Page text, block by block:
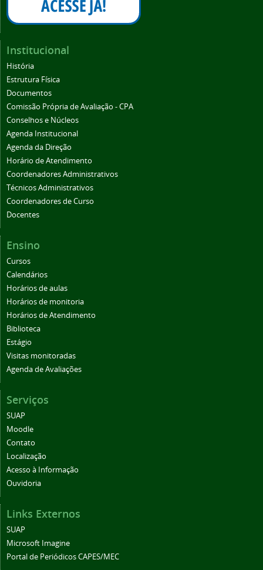
Institucional
História
Estrutura Física
Documentos
Comissão Própria de Avaliação - CPA
Conselhos e Núcleos
Agenda Institucional
Agenda da Direção
Horário de Atendimento
Coordenadores Administrativos
Técnicos Administrativos
Coordenadores de Curso
Docentes
Ensino
Cursos
Calendários
Horários de aulas
Horários de monitoria
Horários de Atendimento
Biblioteca
Estágio
Visitas monitoradas
Agenda de Avaliações
Serviços
SUAP
Moodle
Contato
Localização
Acesso à Informação
Ouvidoria
Links Externos
SUAP
Microsoft Imagine
Portal de Periódicos CAPES/MEC